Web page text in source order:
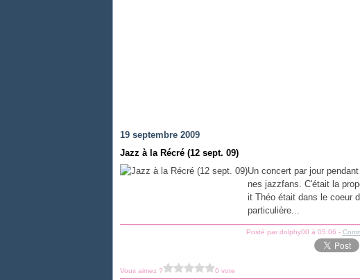
19 septembre 2009
Jazz à la Récré (12 sept. 09)
Un concert par jour
nes jazzfans. C'était la
it Théo était dans le coeur
particulière...
Posté par dolphy00 à 05:06 -
Vous aimez ? 0 vote